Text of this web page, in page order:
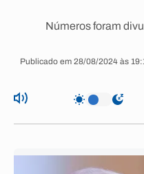
Números foram
Publicado em 28/08/2024 às